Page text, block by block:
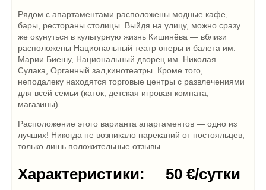
Рядом с апартаментами расположены модные кафе,
бары, рестораны столицы. Выйдя на улицу, можно сразу
же окунуться в культурную жизнь Кишинёва — вблизи
расположены Национальный театр оперы и балета им.
Марии Биешу, Национальный дворец им. Николая
Сулака, Органный зал,кинотеатры. Кроме того,
неподалеку находятся торговые центры с развлечениями
для всей семьи (каток, детская игровая комната,
магазины).
Расположение этого варианта апартаментов — одно из
лучших! Никогда не возникало нареканий от постояльцев,
только лишь положительные отзывы.
Характеристики: 50 €/сутки